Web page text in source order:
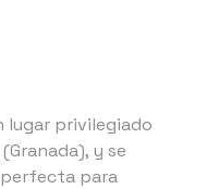
lugar privilegiado
y se
para